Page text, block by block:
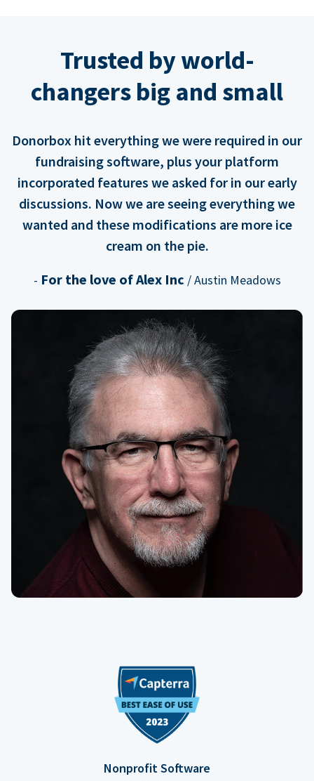
Trusted by world-
changers big and small
Donorbox hit everything we were required in our
fundraising software, plus your platform
incorporated features we asked for in our early
discussions. Now we are seeing everything we
wanted and these modifications are more ice
cream on the pie.
- For the love of Alex Inc / Austin Meadows
Nonprofit Software